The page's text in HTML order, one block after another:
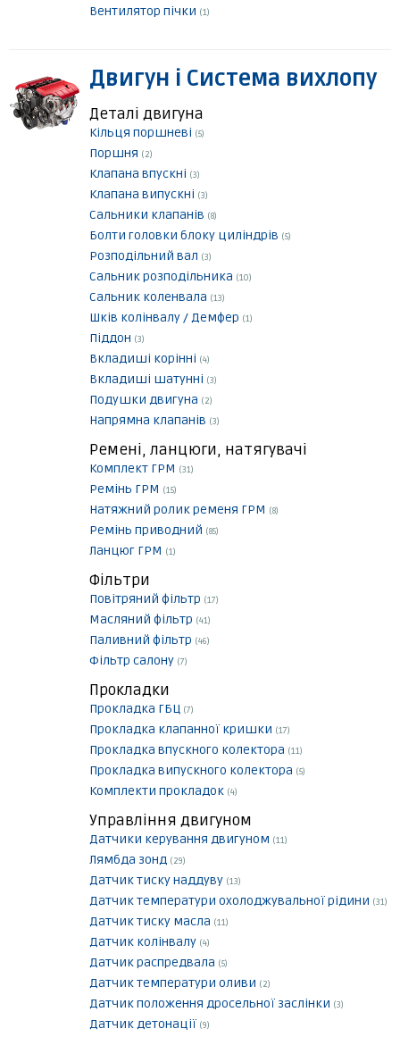
Вентилятор пічки (1)
Двигун і Система вихлопу
Деталі двигуна
Кільця поршневі (5)
Поршня (2)
Клапана впускні (3)
Клапана випускні (3)
Сальники клапанів (8)
Болти головки блоку циліндрів (5)
Розподільний вал (3)
Сальник розподільника (10)
Сальник коленвала (13)
Шків колінвалу / Демфер (1)
Піддон (3)
Вкладиші корінні (4)
Вкладиші шатунні (3)
Подушки двигуна (2)
Напрямна клапанів (3)
Ремені, ланцюги, натягувачі
Комплект ГРМ (31)
Ремінь ГРМ (15)
Натяжний ролик ременя ГРМ (8)
Ремінь приводний (85)
Ланцюг ГРМ (1)
Фільтри
Повітряний фільтр (17)
Масляний фільтр (41)
Паливний фільтр (46)
Фільтр салону (7)
Прокладки
Прокладка ГБЦ (7)
Прокладка клапанної кришки (17)
Прокладка впускного колектора (11)
Прокладка випускного колектора (5)
Комплекти прокладок (4)
Управління двигуном
Датчики керування двигуном (11)
Лямбда зонд (29)
Датчик тиску наддуву (13)
Датчик температури охолоджувальної рідини (31)
Датчик тиску масла (11)
Датчик колінвалу (4)
Датчик распредвала (5)
Датчик температури оливи (2)
Датчик положення дросельної заслінки (3)
Датчик детонації (9)